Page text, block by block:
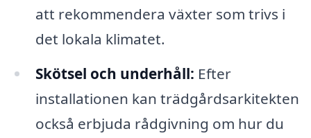
att rekommendera växter som trivs i
det lokala klimatet.
Skötsel och underhåll: Efter
installationen kan trädgårdsarkitekten
också erbjuda rådgivning om hur du